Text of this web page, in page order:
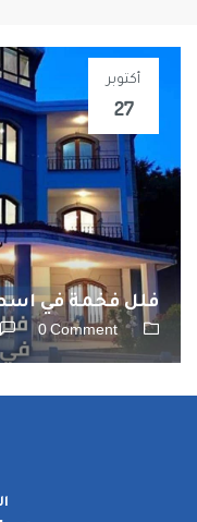
أكتوبر
27
فلل فخمة في
0 Comment